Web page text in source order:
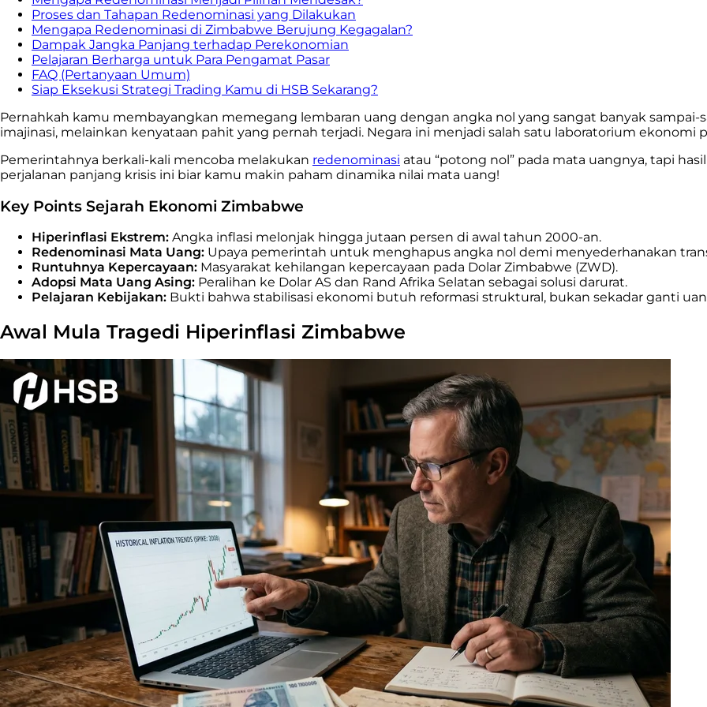
Proses dan Tahapan Redenominasi yang Dilakukan
Mengapa Redenominasi di Zimbabwe Berujung Kegagalan?
Dampak Jangka Panjang terhadap Perekonomian
Pelajaran Berharga untuk Para Pengamat Pasar
FAQ (Pertanyaan Umum)
Siap Eksekusi Strategi Trading Kamu di HSB Sekarang?
Pernahkah kamu membayangkan memegang lembaran uang dengan angka nol yang sangat banyak sampai-
imajinasi, melainkan kenyataan pahit yang pernah terjadi. Negara ini menjadi salah satu laboratorium
Pemerintahnya berkali-kali mencoba melakukan redenominasi atau “potong nol” pada mata uangnya, tapi
perjalanan panjang krisis ini biar kamu makin paham dinamika nilai mata uang!
Key Points Sejarah Ekonomi Zimbabwe
Hiperinflasi Ekstrem: Angka inflasi melonjak hingga jutaan persen di awal tahun 2000-an.
Redenominasi Mata Uang: Upaya pemerintah untuk menghapus angka nol demi menyederhanakan
Runtuhnya Kepercayaan: Masyarakat kehilangan kepercayaan pada Dolar Zimbabwe (ZWD).
Adopsi Mata Uang Asing: Peralihan ke Dolar AS dan Rand Afrika Selatan sebagai solusi darurat.
Pelajaran Kebijakan: Bukti bahwa stabilisasi ekonomi butuh reformasi struktural, bukan sekadar ganti
Awal Mula Tragedi Hiperinflasi Zimbabwe